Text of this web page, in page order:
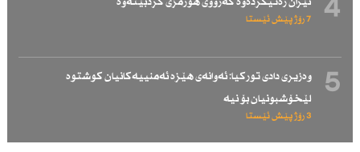
4 7 رۆژ پێش ئێستا
5
وەزیری دادی توركیا: ئەوانەی هێزە ئەمنییەكانیان كوشتوە
لێخۆشبونیان بۆ نیە
3 رۆژ پێش ئێستا